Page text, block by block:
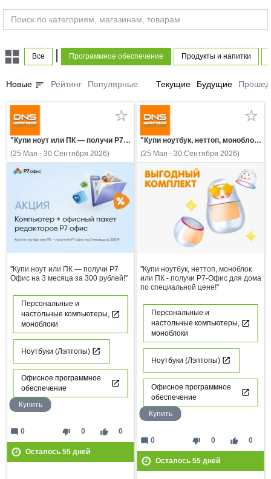
Все Программное обеспечение Продукты и напитки
Новые sort Рейтинг Популярные Текущие Будущие
"Купи ноут или ПК — получи Р7 Офис на 3 месяца за 300 рублей!"
(25 Мая - 30 Сентября 2026)
"Купи ноут или ПК — получи Р7
Офис на 3 месяца за 300 рублей!"
Персональные и
настольные компьютеры,
моноблоки
Ноутбуки (Лэптопы)
Офисное программное
обеспечение
Купить
thumb_down 0 thumb_up 0
mode_comment 0
Осталось 55дней
"Купи ноутбук, неттоп, моноблок или ПК - получи Р7-Офис для дома по специальной цене!"
(25 Мая - 30 Сентября 2026)
"Купи ноутбук, неттоп, моноблок
или ПК - получи Р7-Офис для дома
по специальной цене!"
Персональные и
настольные компьютеры,
моноблоки
Ноутбуки (Лэптопы)
Офисное программное
обеспечение
Купить
thumb_down 0 thumb_up 0
mode_comment 0
Осталось 55дней